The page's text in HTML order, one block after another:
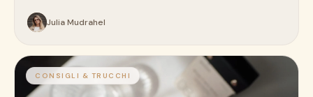
Julia Mudrahel
CONSIGLI & TRUCCHI